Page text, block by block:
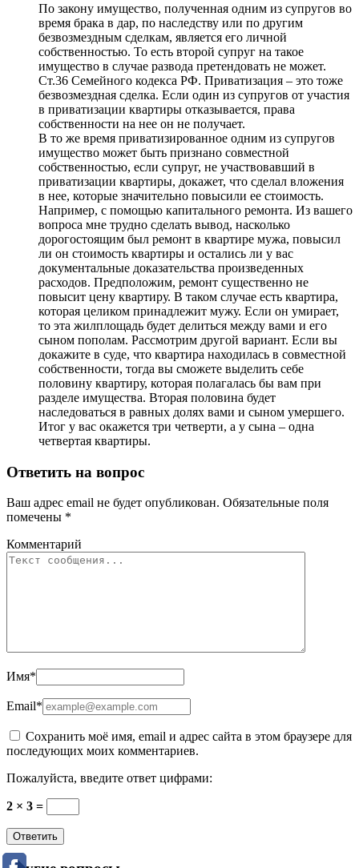
По закону имущество, полученная одним из супругов во
время брака в дар, по наследству или по другим
безвозмездным сделкам, является его личной
собственностью. То есть второй супруг на такое
имущество в случае развода претендовать не может.
Ст.36 Семейного кодекса РФ. Приватизация – это тоже
безвозмездная сделка. Если один из супругов от участия
в приватизации квартиры отказывается, права
собственности на нее он не получает.
В то же время приватизированное одним из супругов
имущество может быть признано совместной
собственностью, если супруг, не участвовавший в
приватизации квартиры, докажет, что сделал вложения
в нее, которые значительно повысили ее стоимость.
Например, с помощью капитального ремонта. Из вашего
вопроса мне трудно сделать вывод, насколько
дорогостоящим был ремонт в квартире мужа, повысил
ли он стоимость квартиры и остались ли у вас
документальные доказательства произведенных
расходов. Предположим, ремонт существенно не
повысит цену квартиру. В таком случае есть квартира,
которая целиком принадлежит мужу. Если он умирает,
то эта жилплощадь будет делиться между вами и его
сыном пополам. Рассмотрим другой вариант. Если вы
докажите в суде, что квартира находилась в совместной
собственности, тогда вы сможете выделить себе
половину квартиру, которая полагалась бы вам при
разделе имущества. Вторая половина будет
наследоваться в равных долях вами и сыном умершего.
Итог у вас окажется три четверти, а у сына – одна
четвертая квартиры.
Ответить на вопрос
Ваш адрес email не будет опубликован. Обязательные поля
помечены *
Комментарий
Имя*
Email*
Сохранить моё имя, email и адрес сайта в этом браузере для
последующих моих комментариев.
Пожалуйста, введите ответ цифрами:
2 × 3 =